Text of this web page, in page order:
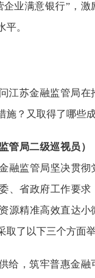
企业满意银行”，
。
问江苏金融监管局
施？又取得了哪些
管局二级巡视员）
融监管局坚决贯
、省政府工作要
源精准高效直达
取了以下三个方面
给，筑牢普惠金